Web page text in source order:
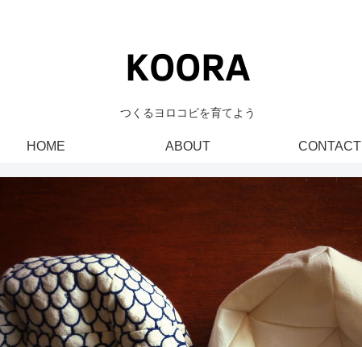
つくるヨロコビを育てよう
HOME ABOUT CONTACT